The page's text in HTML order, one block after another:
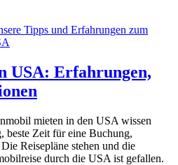
USA: Erfahrungen,
mieten in den USA wissen
beste Zeit für eine Buchung,
Reisepläne stehen und die
durch die USA ist gefallen.